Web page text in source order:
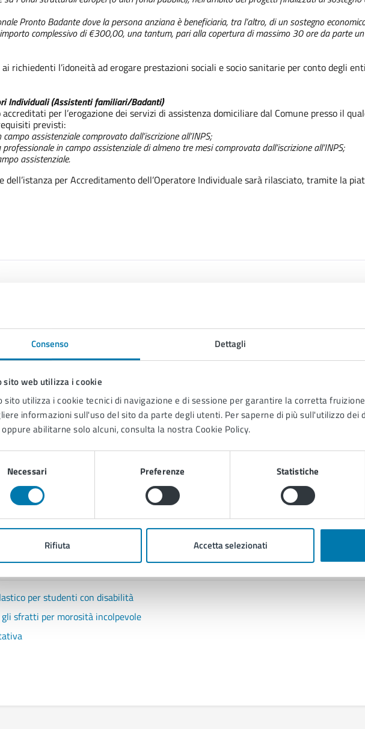
Consenso Dettagli
sito web utilizza i cookie
sito utilizza i cookie tecnici di navigazione e di sessione per garantire la corretta
informazioni sull'uso del sito da parte degli utenti. Per saperne di più sull'utilizzo dei
abilitarne solo alcuni, consulta la nostra Cookie Policy.
Necessari Preferenze Statistiche
Rifiuta Accetta selezionati
Pronto Badante dove la persona anziana è beneficiaria, tra l’altro, di un sostegno
complessivo di €300,00, una tantum, pari alla copertura di massimo 30 ore da parte
richiedenti l’idoneità ad erogare prestazioni sociali e socio sanitarie per conto degli
Individuali (Assistenti familiari/Badanti)
per l’erogazione dei servizi di assistenza domiciliare dal Comune presso il
previsti:
assistenziale comprovato dall’iscrizione all’INPS;
in campo assistenziale di almeno tre mesi comprovata dall’iscrizione all’INPS;
assistenziale.
dell’istanza per Accreditamento dell’Operatore Individuale sarà rilasciato, tramite la
- in fase di aggiornamento - REV
Contenuti correlati
per studenti con disabilità
sfratti per morosità incolpevole